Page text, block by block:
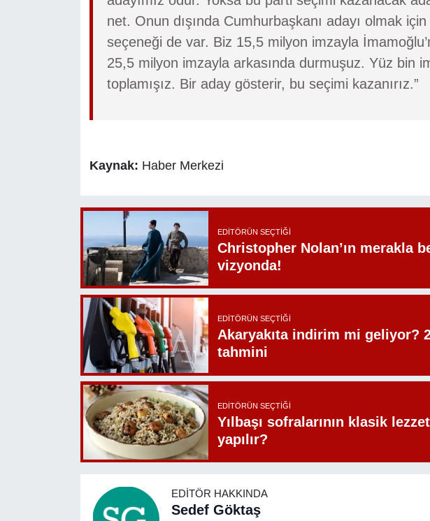
net. Onun dışında Cumhurbaşkanı adayı olmak
seçeneği de var. Biz 15,5 milyon imzayla
25,5 milyon imzayla arkasında durmuşuz. Yüz bin
toplamışız. Bir aday gösterir, bu seçimi kazanırız.”
Kaynak: Haber Merkezi
EDITÖRÜN SEÇTIĞI
Christopher Nolan’ın merakla
vizyonda!
EDITÖRÜN SEÇTIĞI
Akaryakıta indirim mi geliyor?
tahmini
EDITÖRÜN SEÇTIĞI
Yılbaşı sofralarının klasik
yapılır?
EDITÖR HAKKINDA
Sedef Göktaş